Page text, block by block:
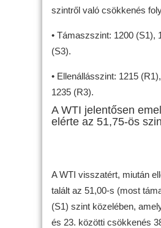
szintről való csökkenés
• Támaszszint: 1200 (S1),
(S3).
• Ellenállásszint: 1215
1235 (R3).
A WTI jelentősen
elérte az 51,75-ös
A WTI visszatért, miután
talált az 51,00-s (most
(S1) szint közelében,
és 23. közötti csökkenés